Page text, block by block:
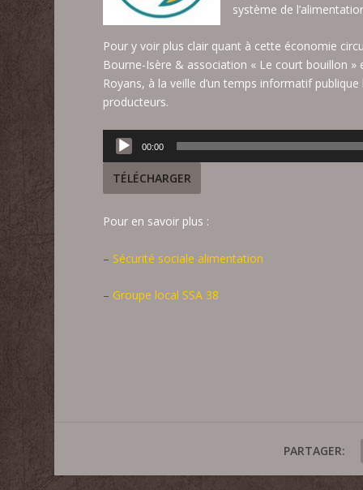
système de
Pour y voir plus clair quant à cette économie
Bourne-Isère & association « Le court bouillon »
Royans, à la veille d’un temps informatif
producteurs.
Lecteur
audio
00:00
TÉLÉCHARGER
Pour en savoir plus :
– Sécurité sociale alimentation
– Groupe local SSA 38
PARTAGER: